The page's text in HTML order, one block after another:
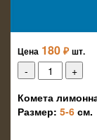
Цена 180 ₽ шт.
Комета
Размер: 5-6 см.